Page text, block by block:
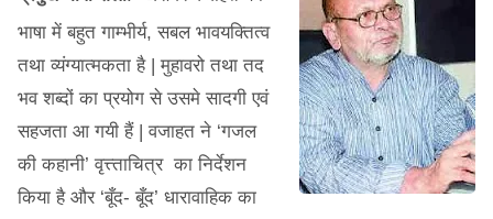
भाषा में बहुत गाम्भीर्य, सबल भावयक्तित्व
तथा व्यंग्यात्मकता है | मुहावरो तथा तद
भव शब्दों का प्रयोग से उसमे सादगी एवं
सहजता आ गयी हैं | वजाहत ने ‘गजल
की कहानी’ वृत्त्ताचित्र का निर्देशन
किया है और ‘बूँद- बूँद’ धारावाहिक का